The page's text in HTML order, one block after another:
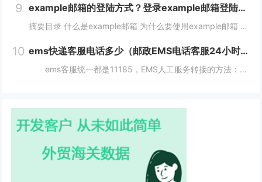
9 example邮箱的登陆方式？登录example邮箱登陆服务器的步骤？
摘要目录 什么是example邮箱 为什么要使用example邮箱 example邮箱的登陆方式 如何保护example邮箱的安全性 结论 什么是example邮箱 example邮箱是由著名IT企...
10 ems快递客服电话多少（邮政EMS电话客服24小时服务热线）
ems客服统一都是11185，EMS人工服务转接的方法：1、使用固定电话或手机拨打11183，接通后，按1进入”上门揽收“，告诉客服人员您的取件地址、联系人和电话就可以上门取件。2、按2进入。 11183是邮政EMS的服务电话...